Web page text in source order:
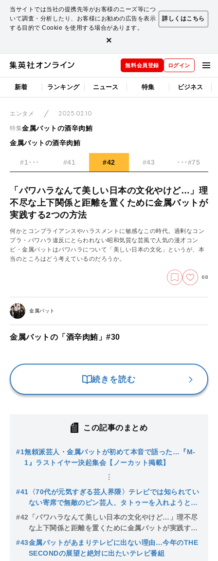
当サイトでは当社の提携先等がお客様のニーズ等につ
いて調査・分析したり、お客様にお勧めの広告を表示
する目的で Cookie を使用する場合があります。
詳しくはこちら
×
無料会員登録 ログイン
新着 ランキング ニュース 特集 ビジネス
エンタメ 2025.02.10
特集金属バットの酒辛肉鮪
金属バットの酒辛肉鮪
#1･･･ #41 #42 #43 ･･･#75
「パワハラなんて美しい日本の文化やけど…」理
不尽な上下関係と距離を置くために金属バットが
実践する2つの方法
何かとコンプライアンスやハラスメントに敏感なこの時代。過剰なコン
プラ・パワハラ違反にとらわれない昭和気質な芸風で人気の漫才コン
ビ・金属バットはパワハラについて「美しい日本の文化」というが、本
当のところはどう考えているのだろうか。
68
金属バット
金属バットの「酒辛肉鮪」#30
続きを読む
この記事のまとめ
#1無頼派芸人・金属バットが初めて本音で語った…『M-
1』ラストイヤー決起集会【ノーカット掲載】
#41 〈70代が元気すぎる芸人界隈〉テレビでは知られてい
ない寄席で無敵のピン芸人、タトゥーを入れようとし
た大御所…スゴすぎ師匠たちを金属バットが解説
#42 「パワハラなんて美しい日本の文化やけど…」理不尽
な上下関係と距離を置くために金属バットが実践する2
つの方法
#43金属バットがあまりテレビに出ない理由…今年のTHE
SECONDの展望と絶対に出たいテレビ番組